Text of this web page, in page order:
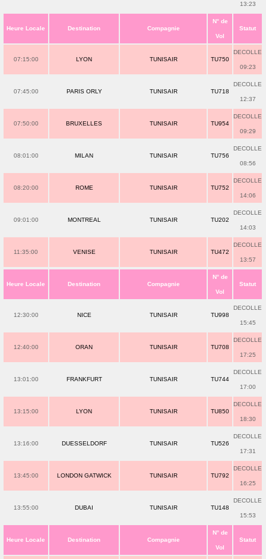
13:23
Heure Locale Destination Compagnie
N° de
Vol
Statut
07:15:00 LYON TUNISAIR TU750
DECOLLE
09:23
07:45:00 PARIS ORLY TUNISAIR TU718
DECOLLE
12:37
07:50:00 BRUXELLES TUNISAIR TU954
DECOLLE
09:29
08:01:00 MILAN TUNISAIR TU756
DECOLLE
08:56
08:20:00 ROME TUNISAIR TU752
DECOLLE
14:06
09:01:00 MONTREAL TUNISAIR TU202
DECOLLE
14:03
11:35:00 VENISE TUNISAIR TU472
DECOLLE
13:57
Heure Locale Destination Compagnie
N° de
Vol
Statut
12:30:00 NICE TUNISAIR TU998
DECOLLE
15:45
12:40:00 ORAN TUNISAIR TU708
DECOLLE
17:25
13:01:00 FRANKFURT TUNISAIR TU744
DECOLLE
17:00
13:15:00 LYON TUNISAIR TU850
DECOLLE
18:30
13:16:00 DUESSELDORF TUNISAIR TU526
DECOLLE
17:31
13:45:00 LONDON GATWICK TUNISAIR TU792
DECOLLE
16:25
13:55:00 DUBAI TUNISAIR TU148
DECOLLE
15:53
Heure Locale Destination Compagnie
N° de
Vol
Statut